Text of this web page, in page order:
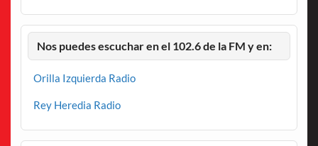
Nos puedes escuchar en el 102.6 de la FM y en:
Orilla Izquierda Radio
Rey Heredia Radio